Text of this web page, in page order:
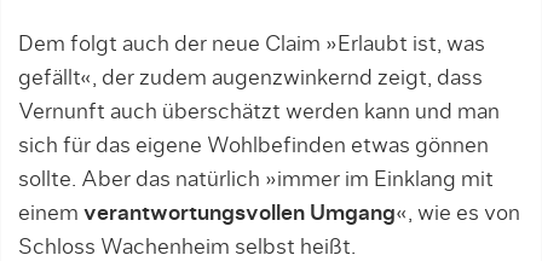
Dem folgt auch der neue Claim »Erlaubt ist, was
gefällt«, der zudem augenzwinkernd zeigt, dass
Vernunft auch überschätzt werden kann und man
sich für das eigene Wohlbefinden etwas gönnen
sollte. Aber das natürlich »immer im Einklang mit
einem verantwortungsvollen Umgang«, wie es von
Schloss Wachenheim selbst heißt.